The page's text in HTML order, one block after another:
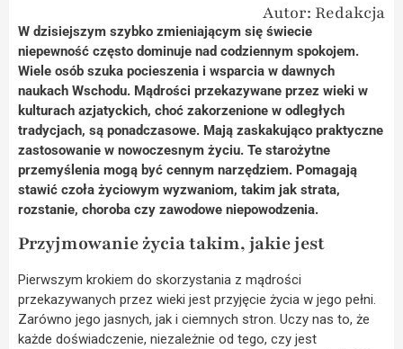
Autor: Redakcja
W dzisiejszym szybko zmieniającym się świecie
niepewność często dominuje nad codziennym spokojem.
Wiele osób szuka pocieszenia i wsparcia w dawnych
naukach Wschodu. Mądrości przekazywane przez wieki w
kulturach azjatyckich, choć zakorzenione w odległych
tradycjach, są ponadczasowe. Mają zaskakująco praktyczne
zastosowanie w nowoczesnym życiu. Te starożytne
przemyślenia mogą być cennym narzędziem. Pomagają
stawić czoła życiowym wyzwaniom, takim jak strata,
rozstanie, choroba czy zawodowe niepowodzenia.
Przyjmowanie życia takim, jakie jest
Pierwszym krokiem do skorzystania z mądrości
przekazywanych przez wieki jest przyjęcie życia w jego pełni.
Zarówno jego jasnych, jak i ciemnych stron. Uczy nas to, że
każde doświadczenie, niezależnie od tego, czy jest